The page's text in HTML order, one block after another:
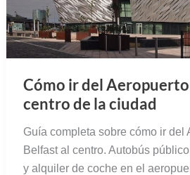
Cómo ir del
centro de la ciudad
Guía completa sobre cómo ir del
Belfast al centro. Autobús
y alquiler de coche en el